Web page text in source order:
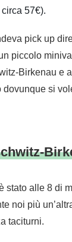
57€).
pick up
piccolo
Birkenau e
dovunque si
stato alle 8 di
noi più
taciturni.